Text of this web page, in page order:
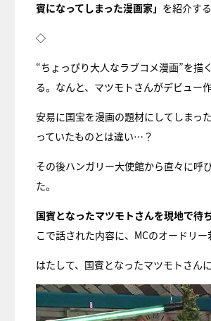
賓になってしまった漫画家」 を紹介する
◇
“ちょっぴり大人なラブコメ漫画”を描
る。なんと、マツモトさんがデビュー
安易に国宝を漫画の題材にしてしまっ
っていたものとは違い…？
その後ハンガリー大使館から直々に呼
た。
国賓となったマツモトさんを現地で待
こで話された内容に、MCのオードリ
はたして、国賓となったマツモトさん